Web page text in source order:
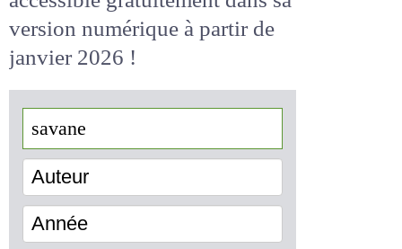
accessiblegratuitementdans
sa version numérique
de janvier 2026 !
Auteur